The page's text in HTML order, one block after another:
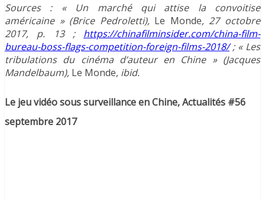
Sources : « Un marché qui attise la convoitise
américaine » (Brice Pedroletti),Le Monde, 27 octobre
2017, p. 13 ; https://chinafilminsider.com/china-film-
bureau-boss-flags-competition-foreign-films-2018/; « Les
tribulations du cinéma d’auteur en Chine » (Jacques
Mandelbaum), Le Monde, ibid.
Le jeu vidéo sous surveillance en Chine, Actualités #56
septembre 2017